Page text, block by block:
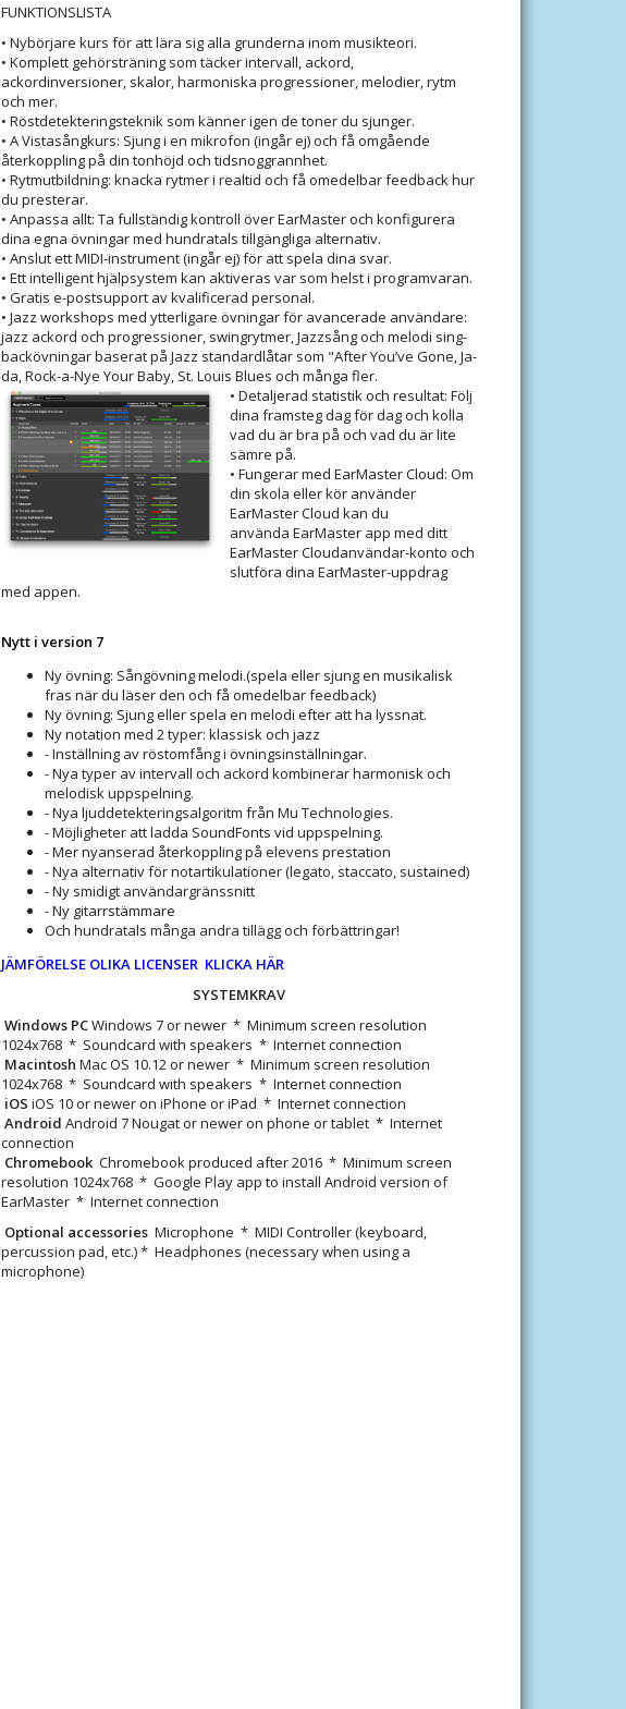
FUNKTIONSLISTA
• Nybörjare kurs för att lära sig alla grunderna inom musikteori.
• Komplett gehörsträning som täcker intervall, ackord,
ackordinversioner, skalor, harmoniska progressioner, melodier, rytm
och mer.
• Röstdetekteringsteknik som känner igen de toner du sjunger.
• A Vistasångkurs: Sjung i en mikrofon (ingår ej) och få omgående
återkoppling på din tonhöjd och tidsnoggrannhet.
• Rytmutbildning: knacka rytmer i realtid och få omedelbar feedback hur
du presterar.
• Anpassa allt: Ta fullständig kontroll över EarMaster och konfigurera
dina egna övningar med hundratals tillgängliga alternativ.
• Anslut ett MIDI-instrument (ingår ej) för att spela dina svar.
• Ett intelligent hjälpsystem kan aktiveras var som helst i programvaran.
• Gratis e-postsupport av kvalificerad personal.
• Jazz workshops med ytterligare övningar för avancerade användare:
jazz ackord och progressioner, swingrytmer, Jazzsång och melodi sing-
backövningar baserat på Jazz standardlåtar som "After You’ve Gone, Ja-
da, Rock-a-Nye Your Baby, St. Louis Blues och många fler.
• Detaljerad statistik och resultat: Följ
dina framsteg dag för dag och kolla
vad du är bra på och vad du är lite
sämre på.
• Fungerar med EarMaster Cloud: Om
din skola eller kör använder
EarMaster Cloud kan du
använda EarMaster app med ditt
EarMaster Cloudanvändar-konto och
slutföra dina EarMaster-uppdrag
med appen.
Nytt i version 7
Ny övning: Sångövning melodi.(spela eller sjung en musikalisk
fras när du läser den och få omedelbar feedback)
Ny övning: Sjung eller spela en melodi efter att ha lyssnat.
Ny notation med 2 typer: klassisk och jazz
- Inställning av röstomfång i övningsinställningar.
- Nya typer av intervall och ackord kombinerar harmonisk och
melodisk uppspelning.
- Nya ljuddetekteringsalgoritm från Mu Technologies.
- Möjligheter att ladda SoundFonts vid uppspelning.
- Mer nyanserad återkoppling på elevens prestation
- Nya alternativ för notartikulationer (legato, staccato, sustained)
- Ny smidigt användargränssnitt
- Ny gitarrstämmare
Och hundratals många andra tillägg och förbättringar!
JÄMFÖRELSE OLIKA LICENSER KLICKA HÄR
SYSTEMKRAV
Windows PCWindows 7 or newer * Minimum screen resolution
1024x768 * Soundcard with speakers * Internet connection
Macintosh Mac OS 10.12 or newer * Minimum screen resolution
1024x768 * Soundcard with speakers * Internet connection
iOS iOS 10 or newer on iPhone or iPad * Internet connection
Android Android 7 Nougat or newer on phone or tablet * Internet
connection
Chromebook Chromebook produced after 2016 * Minimum screen
resolution 1024x768 * Google Play app to install Android version of
EarMaster * Internet connection
Optional accessories Microphone * MIDI Controller (keyboard,
percussion pad, etc.) * Headphones (necessary when using a
microphone)